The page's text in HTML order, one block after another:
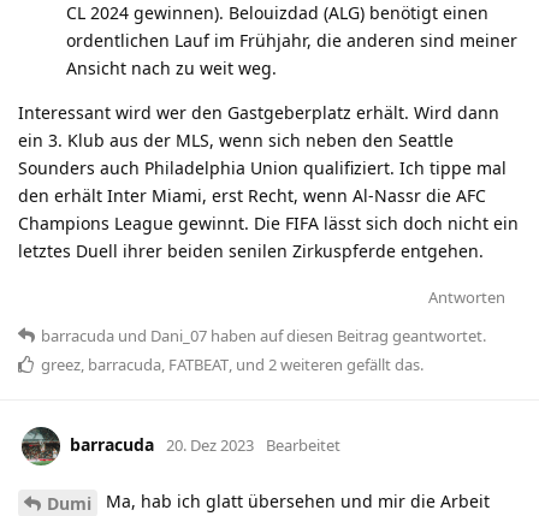
CL 2024 gewinnen). Belouizdad (ALG) benötigt einen
ordentlichen Lauf im Frühjahr, die anderen sind meiner
Ansicht nach zu weit weg.
Interessant wird wer den Gastgeberplatz erhält. Wird dann
ein 3. Klub aus der MLS, wenn sich neben den Seattle
Sounders auch Philadelphia Union qualifiziert. Ich tippe mal
den erhält Inter Miami, erst Recht, wenn Al-Nassr die AFC
Champions League gewinnt. Die FIFA lässt sich doch nicht ein
letztes Duell ihrer beiden senilen Zirkuspferde entgehen.
Antworten
barracuda und Dani_07 haben auf diesen Beitrag geantwortet.
greez, barracuda, FATBEAT, und 2weiteren gefällt das.
barracuda 20. Dez 2023 Bearbeitet
Dumi
Ma, hab ich glatt übersehen und mir die Arbeit